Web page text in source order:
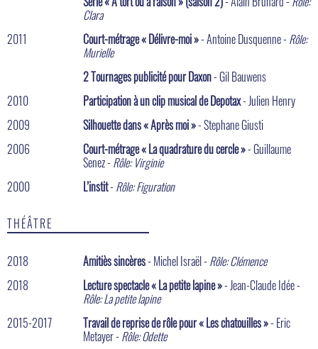
Clara
2011
Court-métrage « Délivre-moi »- Antoine Dusquenne - Rôle:
Murielle
2 Tournages publicité pour Daxon- Gil Bauwens
2010
Participation à un clip musical de Depotax- Julien Henry
2009
Silhouette dans « Après moi »- Stephane Giusti
2006
Court-métrage « La quadrature du cercle »- Guillaume
Senez - Rôle: Virginie
2000
L’instit- Rôle: Figuration
THÉÂTRE
2018 Amitiès sincères- Michel Israël - Rôle: Clémence
2018
Lecture spectacle « La petite lapine »- Jean-Claude Idée -
Rôle: La petite lapine
2015-2017
Travail de reprise de rôle pour « Les chatouilles »- Eric
Metayer - Rôle: Odette